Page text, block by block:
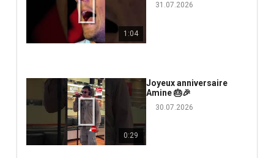
1:04
31.07.2026
0:29
Joyeux anniversaire
Amine 🎂🎉
30.07.2026